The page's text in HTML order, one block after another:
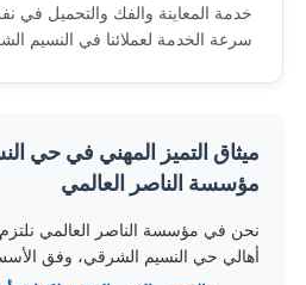
خدمة المعاينة والفك والتحميل في
سرعة الخدمة لعملائنا في النسيم
ميثاق التميز المهني في حي
مؤسسة الناصر العالمي
نحن في مؤسسة الناصر العالمي نلتزم
أهالي حي النسيم الشرقي، وفق الأسس